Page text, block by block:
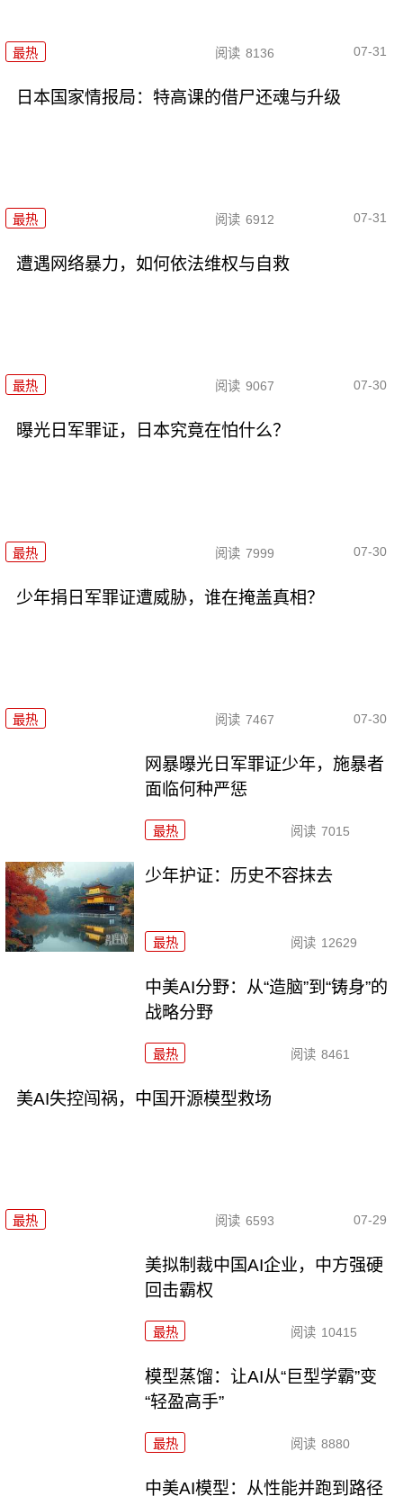
最热 阅读 8136 07-31
日本国家情报局：特高课的借尸还魂与升级
最热 阅读 6912 07-31
遭遇网络暴力，如何依法维权与自救
最热 阅读 9067 07-30
曝光日军罪证，日本究竟在怕什么？
最热 阅读 7999 07-30
少年捐日军罪证遭威胁，谁在掩盖真相？
最热 阅读 7467 07-30
网暴曝光日军罪证少年，施暴者
面临何种严惩
最热 阅读 7015
少年护证：历史不容抹去
最热 阅读 12629
中美AI分野：从“造脑”到“铸身”的
战略分野
最热 阅读 8461
美AI失控闯祸，中国开源模型救场
最热 阅读 6593 07-29
美拟制裁中国AI企业，中方强硬
回击霸权
最热 阅读 10415
模型蒸馏：让AI从“巨型学霸”变
“轻盈高手”
最热 阅读 8880
中美AI模型：从性能并跑到路径